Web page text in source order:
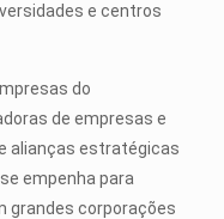
e centros
do
de empresas e
alianças estratégicas
empenha para
grandes corporações